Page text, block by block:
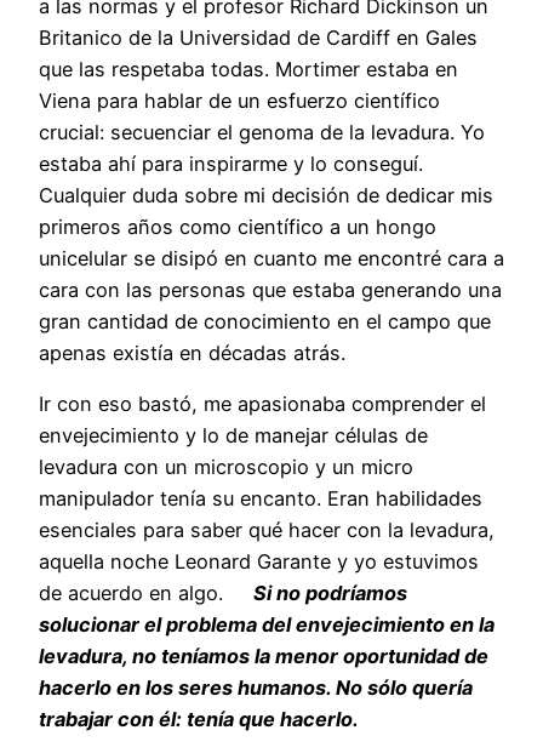
a las normas y el profesor Richard Dickinson un
Britanico de la Universidad de Cardiff en Gales
que las respetaba todas. Mortimer estaba en
Viena para hablar de un esfuerzo científico
crucial: secuenciar el genoma de la levadura. Yo
estaba ahí para inspirarme y lo conseguí.
Cualquier duda sobre mi decisión de dedicar mis
primeros años como científico a un hongo
unicelular se disipó en cuanto me encontré cara a
cara con las personas que estaba generando una
gran cantidad de conocimiento en el campo que
apenas existía en décadas atrás.
Ir con eso bastó, me apasionaba comprender el
envejecimiento y lo de manejar células de
levadura con un microscopio y un micro
manipulador tenía su encanto. Eran habilidades
esenciales para saber qué hacer con la levadura,
aquella noche Leonard Garante y yo estuvimos
de acuerdo en algo.
Si no podríamos
solucionar el problema del envejecimiento en la
levadura, no teníamos la menor oportunidad de
hacerlo en los seres humanos. No sólo quería
trabajar con él: tenía que hacerlo.